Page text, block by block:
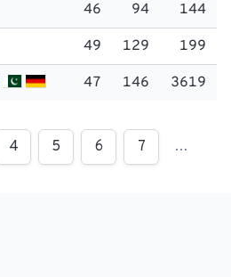
46 94 144
49 129 199
47 146 3619
4 5 6 7 …